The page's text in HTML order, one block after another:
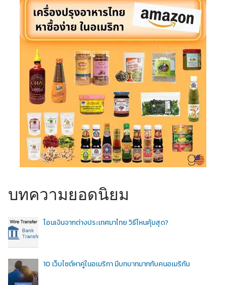
บทความยอดนิยม
โอนเงินจากต่างประเทศมาไทย วิธีไหนคุ้มสุด?
10 เว็บไซต์หาคู่ในอเมริกา มีบทบาทมากกับคนอเมริกัน